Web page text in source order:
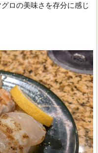
ロの美味さを存分に感じ